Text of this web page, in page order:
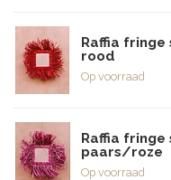
Raffia fringe
rood
Op voorraad
Raffia fringe
paars/roze
Op voorraad